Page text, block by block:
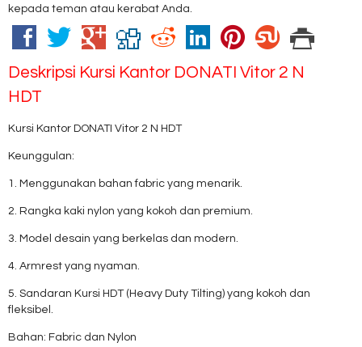
kepada teman atau kerabat Anda.
Deskripsi Kursi Kantor DONATI Vitor 2 N
HDT
Kursi Kantor DONATI Vitor 2 N HDT
Keunggulan:
1. Menggunakan bahan fabric yang menarik.
2. Rangka kaki nylon yang kokoh dan premium.
3. Model desain yang berkelas dan modern.
4. Armrest yang nyaman.
5. Sandaran Kursi HDT (Heavy Duty Tilting) yang kokoh dan
fleksibel.
Bahan: Fabric dan Nylon